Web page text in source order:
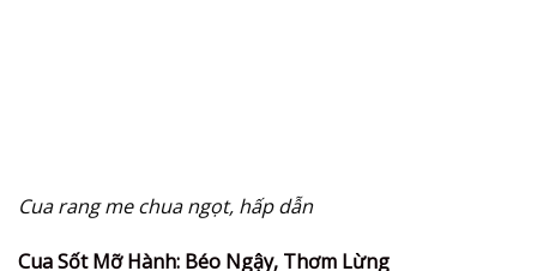
Cua rang me chua ngọt, hấp dẫn
Cua Sốt Mỡ Hành: Béo Ngậy, Thơm Lừng